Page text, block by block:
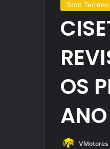
Todo Terreno
OS
ANO
VMotores